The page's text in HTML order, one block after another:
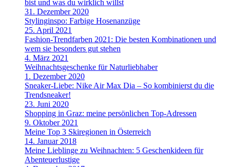
bist und was du wirklich willst
31. Dezember 2020
Stylinginspo: Farbige Hosenanzüge
25. April 2021
Fashion-Trendfarben 2021: Die besten Kombinationen und
wem sie besonders gut stehen
4. März 2021
Weihnachtsgeschenke für Naturliebhaber
1. Dezember 2020
Sneaker-Liebe: Nike Air Max Dia – So kombinierst du die
Trendsneaker!
23. Juni 2020
Shopping in Graz: meine persönlichen Top-Adressen
9. Oktober 2021
Meine Top 3 Skiregionen in Österreich
14. Januar 2018
Meine Lieblinge zu Weihnachten: 5 Geschenkideen für
Abenteuerlustige